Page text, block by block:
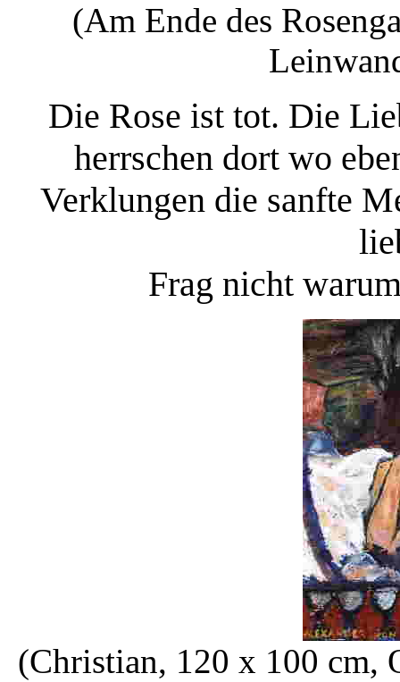
(Am Ende des
Die Rose ist tot. Die
herrschen dort wo
Verklungen die sanfte
Frag nicht
(Christian, 120 x 100 cm,